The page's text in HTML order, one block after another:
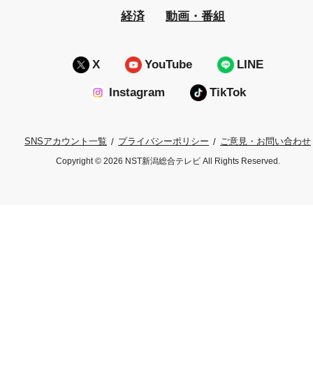
経済 動画・番組
X YouTube LINE
Instagram TikTok
SNSアカウント一覧 プライバシーポリシー ご意見・お問い合わせ
Copyright © 2026 NST新潟総合テレビ All Rights Reserved.